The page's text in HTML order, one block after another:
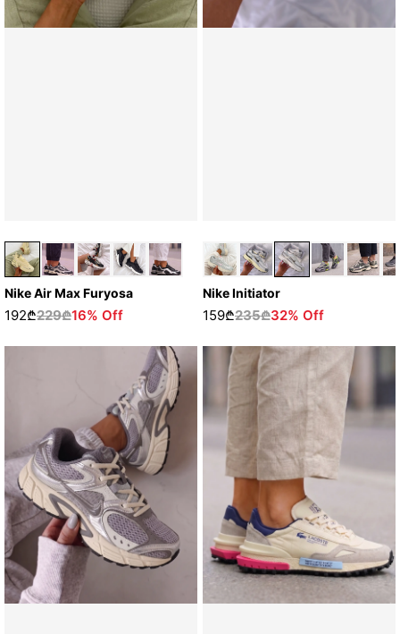
Nike Air Max Furyosa
192₾229₾16% Off
Nike Initiator
159₾235₾32% Off